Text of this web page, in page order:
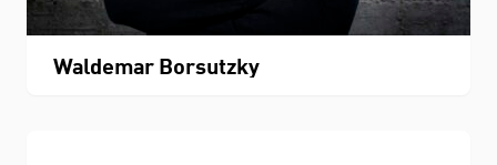
Waldemar Borsutzky